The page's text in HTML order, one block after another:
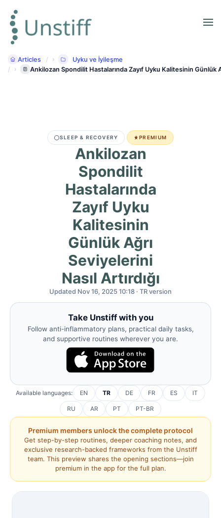
Articles
Uyku ve İyileşme
Ankilozan Spondilit Hastalarında Zayıf Uyku Kalitesinin Günlük
SLEEP & RECOVERY PREMIUM
Ankilozan
Spondilit
Hastalarında
Zayıf Uyku
Kalitesinin
Günlük Ağrı
Seviyelerini
Nasıl Artırdığı
Updated Nov 16, 2025 10:18 · TR version
Take Unstiff with you
Follow anti-inflammatory plans, practical daily tasks,
and supportive routines wherever you are.
Available languages: EN TR DE FR ES IT
RU AR PT PT-BR
Premium members unlock the complete protocol
Get step-by-step routines, deeper coaching notes, and
exclusive research-backed frameworks from the Unstiff
team. This preview shares the opening sections—join
premium in the app for the full plan.